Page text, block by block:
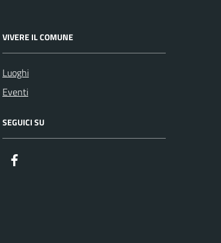
VIVERE IL COMUNE
Luoghi
Eventi
SEGUICI SU